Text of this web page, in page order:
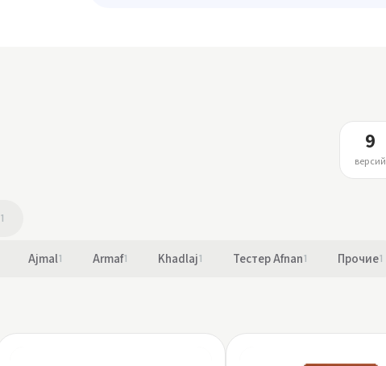
9
версий
1
Ajmal 1 Armaf1 Khadlaj1 Тестер Afnan1 Прочие1